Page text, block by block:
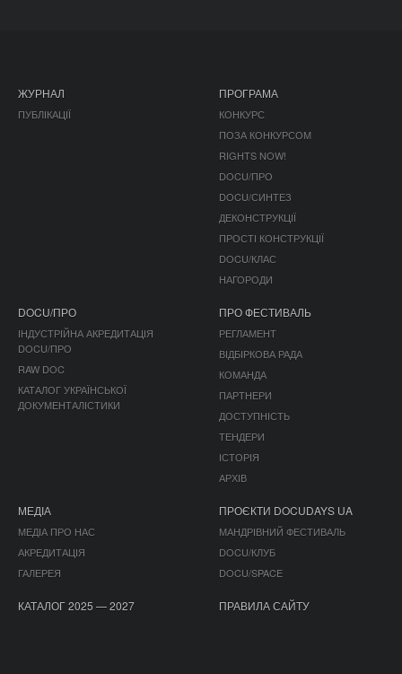
ЖУРНАЛ
ПУБЛІКАЦІЇ
ПРОГРАМА
КОНКУРС
ПОЗА КОНКУРСОМ
RIGHTS NOW!
DOCU/ПРО
DOCU/СИНТЕЗ
ДЕКОНСТРУКЦІЇ
ПРОСТІ КОНСТРУКЦІЇ
DOCU/КЛАС
НАГОРОДИ
DOCU/ПРО
ІНДУСТРІЙНА АКРЕДИТАЦІЯ
DOCU/ПРО
RAW DOC
КАТАЛОГ УКРАЇНСЬКОЇ
ДОКУМЕНТАЛІСТИКИ
ПРО ФЕСТИВАЛЬ
РЕГЛАМЕНТ
ВІДБІРКОВА РАДА
КОМАНДА
ПАРТНЕРИ
ДОСТУПНІСТЬ
ТЕНДЕРИ
ІСТОРІЯ
АРХІВ
МЕДІА
МЕДІА ПРО НАС
АКРЕДИТАЦІЯ
ГАЛЕРЕЯ
ПРОЄКТИ DOCUDAYS UA
МАНДРІВНИЙ ФЕСТИВАЛЬ
DOCU/КЛУБ
DOCU/SPACE
КАТАЛОГ 2025 — 2027 ПРАВИЛА САЙТУ